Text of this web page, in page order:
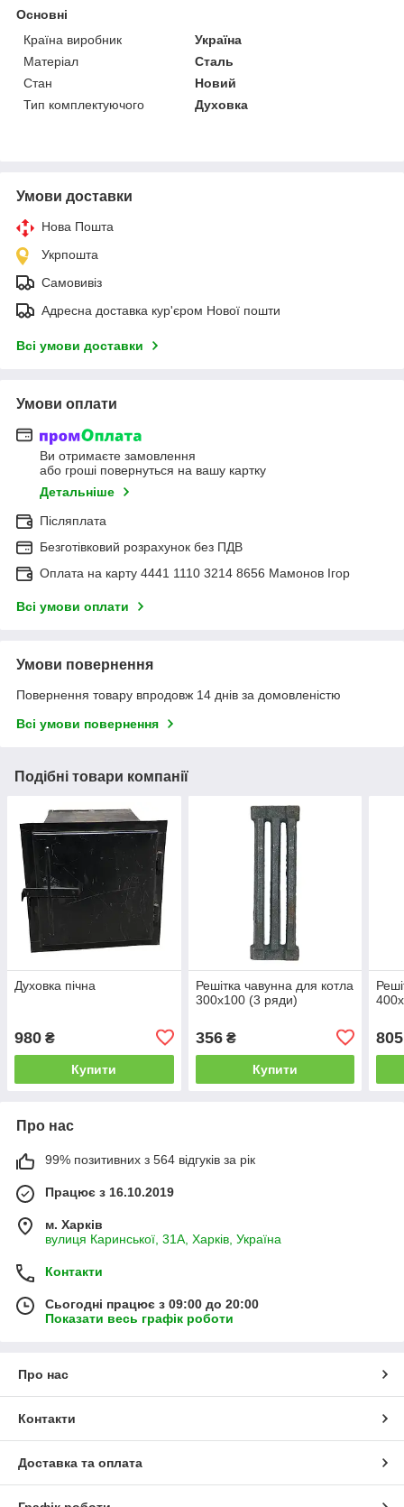
Основні
Країна виробник
Україна
Матеріал
Сталь
Стан
Новий
Тип комплектуючого
Духовка
Умови доставки
Нова Пошта
Укрпошта
Самовивіз
Адресна доставка кур'єром Нової пошти
Всі умови доставки
Умови оплати
Ви отримаєте замовлення
або гроші повернуться на вашу картку
Детальніше
Післяплата
Безготівковий розрахунок без ПДВ
Оплата на карту 4441 1110 3214 8656 Мамонов Ігор
Всі умови оплати
Умови повернення
Повернення товару впродовж 14 днів за домовленістю
Всі умови повернення
Подібні товари компанії
Духовка пічна
980 ₴
Купити
Решітка чавунна для котла
300х100 (3 ряди)
356₴
Купити
805
Про нас
99% позитивних з 564 відгуків за рік
Працює з 16.10.2019
м. Харків
вулиця Каринської, 31А, Харків, Україна
Контакти
Сьогодні працює з 09:00 до 20:00
Показати весь графік роботи
Про нас
Контакти
Доставка та оплата